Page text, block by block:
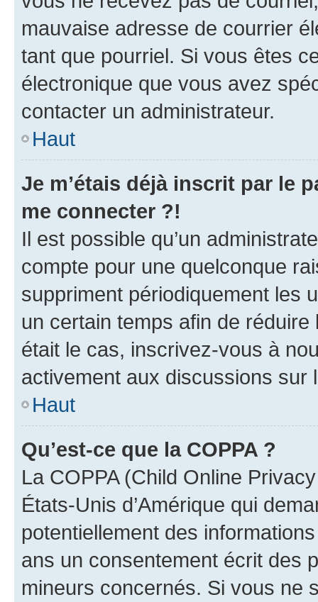
mauvaise adresse de courrier
tant que pourriel. Si vous êtes
électronique que vous avez
contacter un administrateur.
Haut
Je m’étais déjà inscrit par le
me connecter ?!
Il est possible qu’un
compte pour une quelconque
suppriment périodiquement les
un certain temps afin de
était le cas, inscrivez-vous à
activement aux discussions sur
Haut
Qu’est-ce que la COPPA ?
La COPPA (Child Online
États-Unis d’Amérique qui
potentiellement des
ans un consentement écrit des
mineurs concernés. Si vous ne